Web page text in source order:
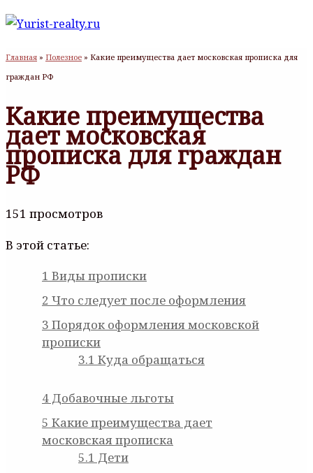
Главная » Полезное » Какие преимущества дает московская прописка для
граждан РФ
Какие преимущества
дает московская
прописка для граждан
РФ
151 просмотров
В этой статье:
1 Виды прописки
2 Что следует после оформления
3 Порядок оформления московской
прописки
3.1 Куда обращаться
4 Добавочные льготы
5 Какие преимущества дает
московская прописка
5.1 Дети